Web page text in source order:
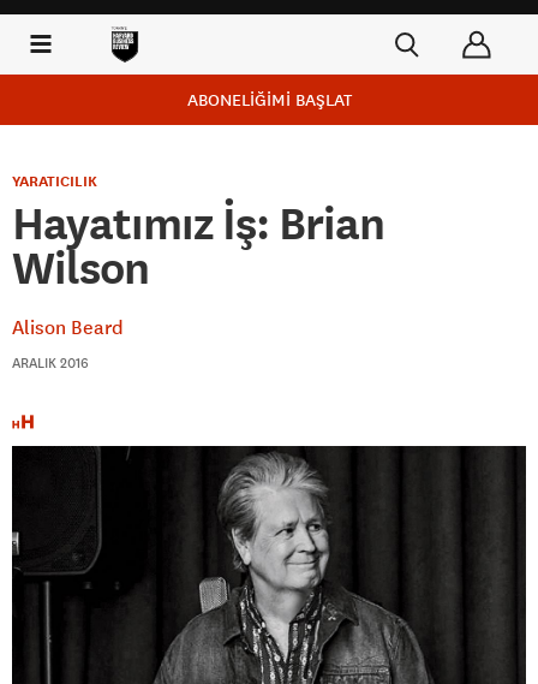
ABONELİĞİMİ BAŞLAT
YARATICILIK
Hayatımız İş: Brian
Wilson
Alison Beard
ARALIK 2016